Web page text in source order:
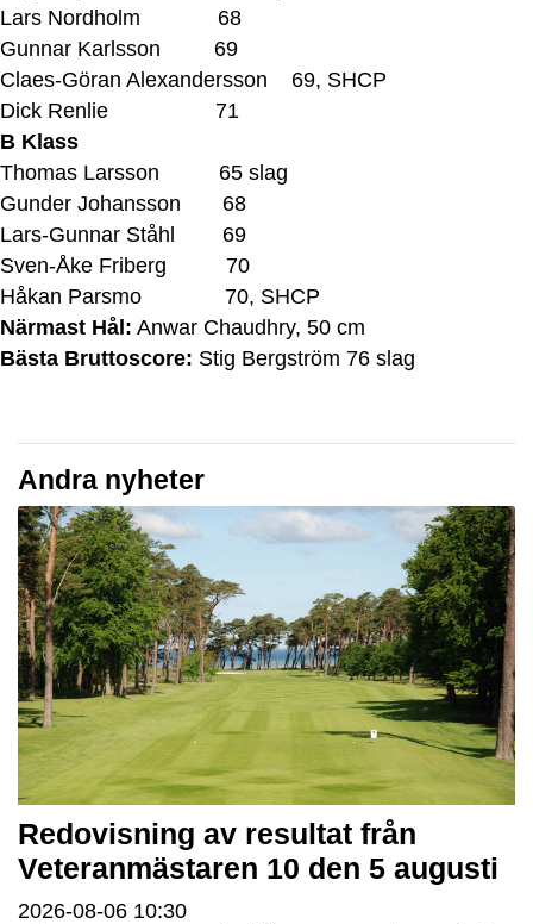
Lars Nordholm 68
Gunnar Karlsson 69
Claes-Göran Alexandersson 69, SHCP
Dick Renlie 71
B Klass
Thomas Larsson 65 slag
Gunder Johansson 68
Lars-Gunnar Ståhl 69
Sven-Åke Friberg 70
Håkan Parsmo 70, SHCP
Närmast Hål: Anwar Chaudhry, 50 cm
Bästa Bruttoscore: Stig Bergström 76 slag
Andra nyheter
Redovisning av resultat från
Veteranmästaren 10 den 5 augusti
2026-08-06 10:30